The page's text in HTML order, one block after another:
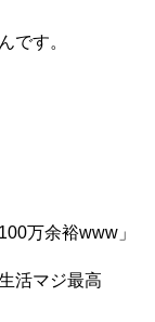
です。
万余裕www」
活マジ最高